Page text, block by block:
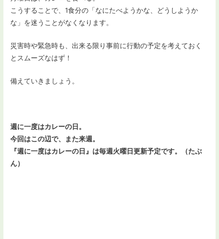
こうすることで、1食分の「なにたべようかな、どうしようか
な」を迷うことがなくなります。
災害時や緊急時も、出来る限り事前に行動の予定を考えておく
とスムーズなはず！
備えていきましょう。
週に一度はカレーの日。
今回はこの辺で、また来週。
『週に一度はカレーの日』は毎週火曜日更新予定です。（たぶ
ん）